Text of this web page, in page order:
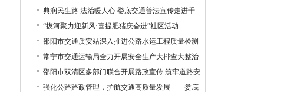
典润民生路 法治暖人心 娄底交通普法宣传走进千
“拔河聚力迎新风·喜提肥猪庆奋进”社区活动
邵阳市交通质安站深入推进公路水运工程质量检测
常宁市交通运输局全力开展安全生产大排查大整治
邵阳市双清区多部门联合开展路政宣传 筑牢道路安
强化公路路政管理，护航交通高质量发展——娄底